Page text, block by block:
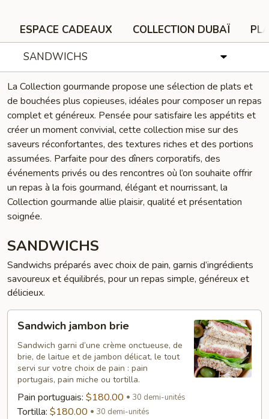
ESPACE CADEAUX COLLECTION DUBAÏ
SANDWICHS
La Collection gourmande propose une sélection de plats et
de bouchées plus copieuses, idéales pour composer un repas
complet et généreux. Pensée pour satisfaire les appétits et
créer un moment convivial, cette collection mise sur des
saveurs réconfortantes, des textures riches et des portions
assumées. Parfaite pour des dîners corporatifs, des
événements privés ou des rencontres où l’on souhaite offrir
un repas à la fois gourmand, élégant et nourrissant, la
Collection gourmande allie plaisir, qualité et présentation
soignée.
SANDWICHS
Sandwichs préparés avec choix de pain, garnis d’ingrédients
savoureux et équilibrés, pour un repas simple, généreux et
délicieux.
jambon
brie
Sandwich jambon brie
Sandwich garni d’une crème onctueuse, de
brie, de laitue et de jambon délicat, le tout
servi sur votre choix de pain : pain
portugais, pain miche ou tortilla.
Pain portuguais: $180.00 30 demi-unités
Tortilla: $180.00 30 demi-unités